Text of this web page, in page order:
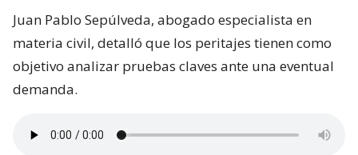
Juan Pablo Sepúlveda, abogado especialista en
materia civil, detalló que los peritajes tienen como
objetivo analizar pruebas claves ante una eventual
demanda.